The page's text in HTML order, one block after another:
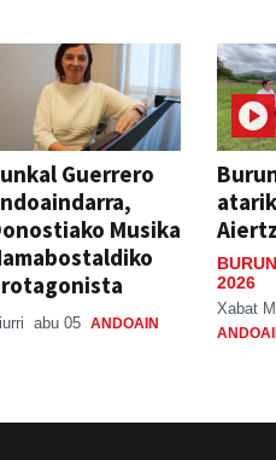
Guerrero
Musika
abu 05 ANDOAIN
2026
Xabat